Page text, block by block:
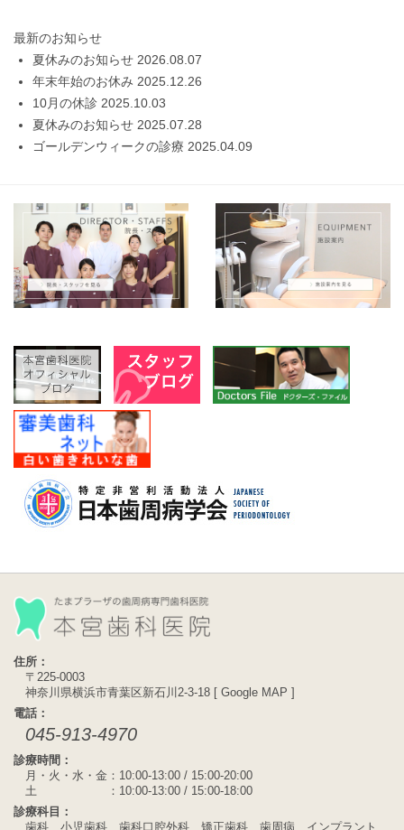
最新のお知らせ
夏休みのお知らせ 2026.08.07
年末年始のお休み 2025.12.26
10月の休診 2025.10.03
夏休みのお知らせ 2025.07.28
ゴールデンウィークの診療 2025.04.09
住所：
〒225-0003
神奈川県横浜市青葉区新石川2-3-18 [ Google MAP
電話：
045-913-4970
診療時間：
月・火・水・金：10:00-13:00 / 15:00-20:00
土 ：10:00-13:00 / 15:00-18:00
診療科目：
歯科、小児歯科、歯科口腔外科、矯正歯科、歯周病、インプラント、